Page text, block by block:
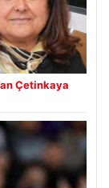
Çetinkaya